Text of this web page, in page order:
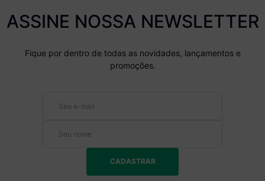
ASSINE NOSSA NEWSLETTER
Fique por dentro de todas as novidades, lançamentos e
promoções.
CADASTRAR